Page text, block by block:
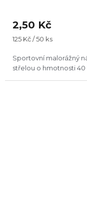
2,50 Kč
Měrná
125 Kč / 50 ks
Sportovní malorážný
střelou o hmotnosti 40